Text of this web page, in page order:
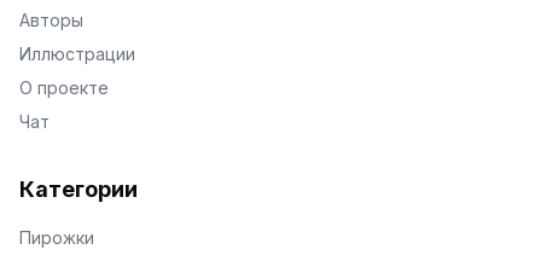
Авторы
Иллюстрации
О проекте
Чат
Категории
Пирожки